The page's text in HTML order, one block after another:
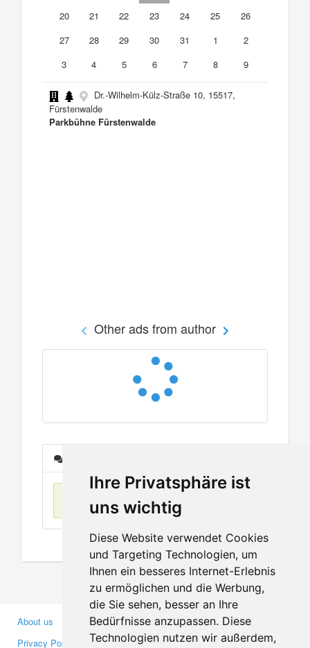
Ihre Privatsphäre ist
uns wichtig
Diese Website verwendet Cookies
und Targeting Technologien, um
Ihnen ein besseres Internet-Erlebnis
zu ermöglichen und die Werbung,
die Sie sehen, besser an Ihre
Bedürfnisse anzupassen. Diese
Technologien nutzen wir außerdem,
20
21 22 23 24 25
26
27
28 29 30 31 1
2
3
4 5 6 7 8 9
Dr.-Wilhelm-Külz-Straße 10, 15517,
Fürstenwalde
Parkbühne Fürstenwalde
Other ads from author
No items found
About us
Privacy Policy
Business Partners
Investors